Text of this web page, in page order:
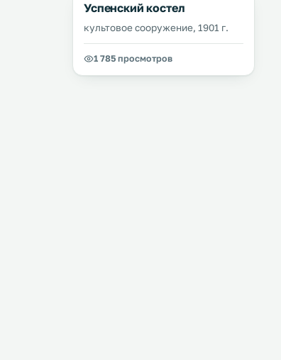
Успенский костел
культовое сооружение, 1901 г.
1 785 просмотров